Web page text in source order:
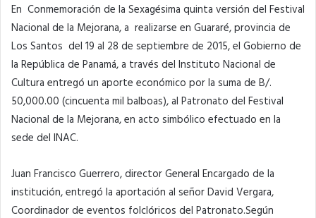
En Conmemoración de la Sexagésima quinta versión del Festival
Nacional de la Mejorana, a realizarse en Guararé, provincia de
Los Santos del 19 al 28 de septiembre de 2015, el Gobierno de
la República de Panamá, a través del Instituto Nacional de
Cultura entregó un aporte económico por la suma de B/.
50,000.00 (cincuenta mil balboas), al Patronato del Festival
Nacional de la Mejorana, en acto simbólico efectuado en la
sede del INAC.
Juan Francisco Guerrero, director General Encargado de la
institución, entregó la aportación al señor David Vergara,
Coordinador de eventos folclóricos del Patronato.Según